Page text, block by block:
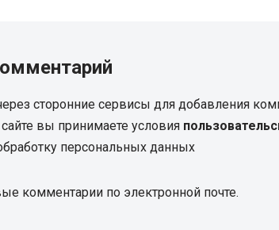
сторонние сервисы для добавления
вы принимаете условия
персональных данных
комментарии по электронной почте.